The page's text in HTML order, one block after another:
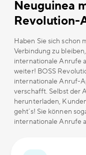
Neuguinea
Revolution-
Haben Sie sich schon
Verbindung zu
internationale Anrufe
weiter! BOSS
internationale Anruf-
verschafft. Selbst der
herunterladen,
geht´s! Sie können
internationale Anrufe